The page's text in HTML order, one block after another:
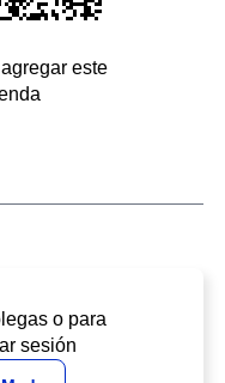
este
o para
sesión